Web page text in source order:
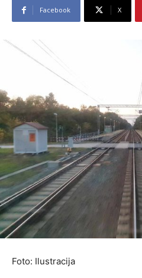
Facebook X
Foto: Ilustracija